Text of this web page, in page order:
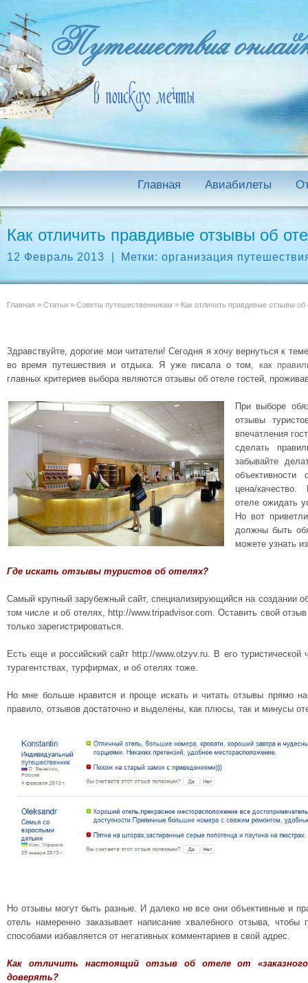
Главная Авиабилеты
Как отличить правдивые отзывы об
12 Февраль 2013 Метки:организация
Главная » Статьи » Советы путешественникам » Как отличить правдивые отзывы об
Здравствуйте, дорогие мои читатели! Сегодня я хочу вернуться к
во время путешествия и отдыха. Я уже писала о том, как
главных критериев выбора являются отзывы об отеле гостей,
При выборе
отзывы
впечатления
сделать
забывайте
объективности
цена/
отеле ожидать
Но вот
должны быть
можете узнать
Где искать отзывы туристов об отелях?
Самый крупный зарубежный сайт, специализирующийся на создании
том числе и об отелях, http://www.tripadvisor.com. Оставить свой
только зарегистрироваться.
Есть еще и российский сайт http://www.otzyv.ru. В его туристической
турагентствах, турфирмах, и об отелях тоже.
Но мне больше нравится и проще искать и читать отзывы прямо
правило, отзывов достаточно и выделены, как плюсы, так и минусы
Но отзывы могут быть разные. И далеко не все они объективные и
отель намеренно заказывает написание хвалебного отзыва,
способами избавляется от негативных комментариев в свой адрес.
Как отличить настоящий отзыв об отеле от
доверять?